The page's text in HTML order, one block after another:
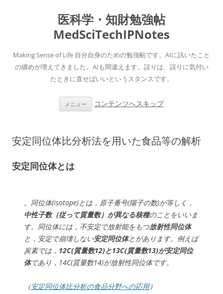
医科学・知財勉強帖
MedSciTechIPNotes
Making Sense of Life 自分自身のための勉強帖です。AIに訊いたこと
の纏めが増えてきました。AIも間違えます。誤りは、誤りに気付い
たときに直せばいいというスタンスです。
メニュー コンテンツへスキップ
安定同位体比分析法を用いた食品等の解析
安定同位体とは
。同位体(isotope)とは，原子番号(陽子の数)が等しく，
中性子数（従って質量数）が異なる核種のことをいいま
す。同位体には，不安定で放射能をもつ放射性同位体
と，安定で崩壊しない安定同位体とがあります。例えば
炭素では， 12C(質量数12)と13C(質量数13)が安定同位
体であり，14C(質量数14)が放射性同位体です。
（安定同位体比分析の食品分野への応用）